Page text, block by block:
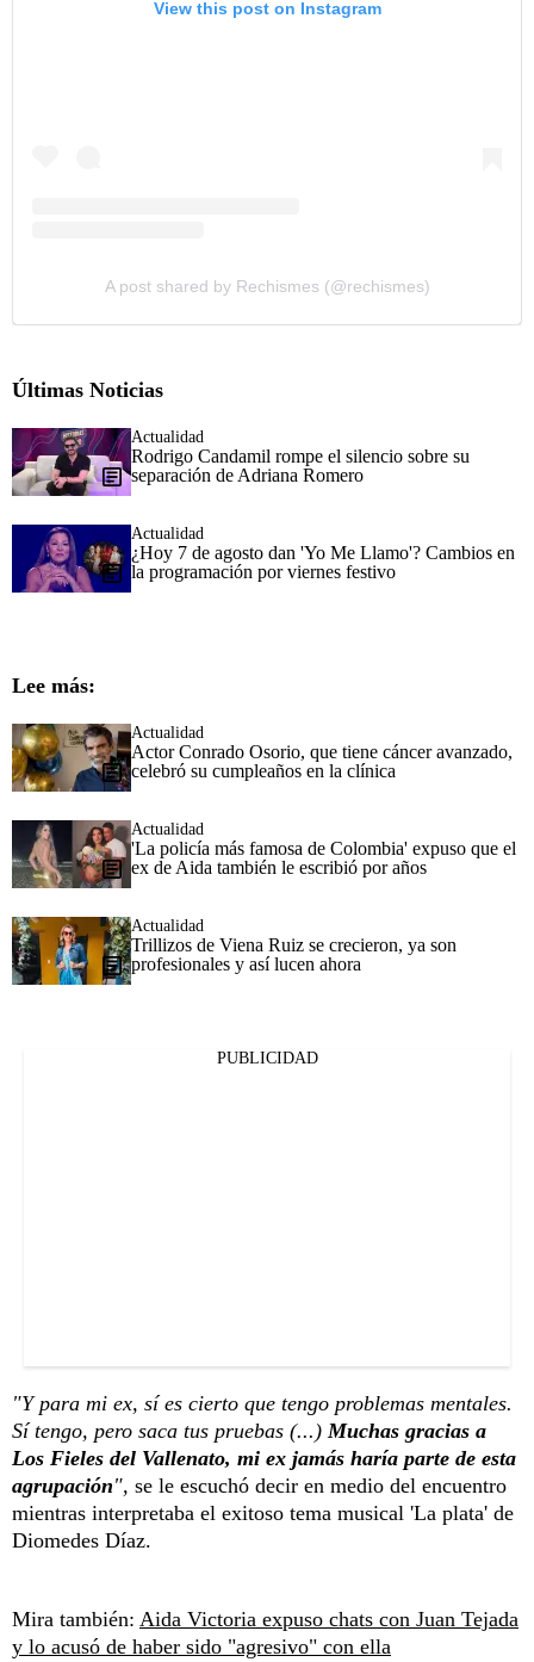
View this post on Instagram
A post shared by Rechismes (@rechismes)
Últimas Noticias
Actualidad
Rodrigo Candamil rompe el silencio sobre su
separación de Adriana Romero
Actualidad
¿Hoy 7 de agosto dan 'Yo Me Llamo'? Cambios en
la programación por viernes festivo
Lee más:
Actualidad
Actor Conrado Osorio, que tiene cáncer avanzado,
celebró su cumpleaños en la clínica
Actualidad
'La policía más famosa de Colombia' expuso que el
ex de Aida también le escribió por años
Actualidad
Trillizos de Viena Ruiz se crecieron, ya son
profesionales y así lucen ahora
PUBLICIDAD
"Y para mi ex, sí es cierto que tengo problemas mentales.
Sí tengo, pero saca tus pruebas (...)Muchas gracias a
Los Fieles del Vallenato, mi ex jamás haría parte de esta
agrupación", se le escuchó decir en medio del encuentro
mientras interpretaba el exitoso tema musical 'La plata' de
Diomedes Díaz.
Mira también: Aida Victoria expuso chats con Juan Tejada
y lo acusó de haber sido "agresivo" con ella